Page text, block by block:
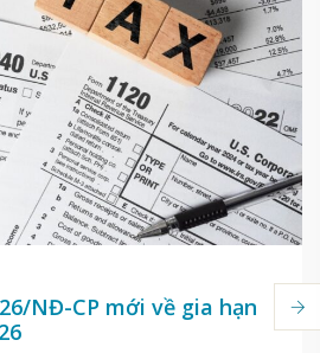
NĐ-CP mới về gia hạn